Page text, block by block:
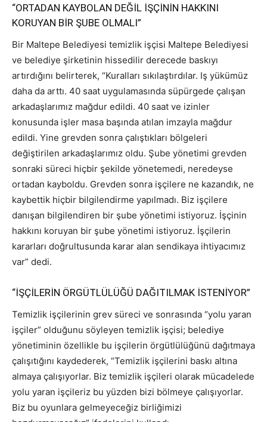
“ORTADAN KAYBOLAN DEĞİL İŞÇİNİN HAKKINI
KORUYAN BİR ŞUBE OLMALI”
Bir Maltepe Belediyesi temizlik işçisi Maltepe Belediyesi
ve belediye şirketinin hissedilir derecede baskıyı
artırdığını belirterek, “Kuralları sıkılaştırdılar. Iş yükümüz
daha da arttı. 40 saat uygulamasında süpürgede çalışan
arkadaşlarımız mağdur edildi. 40 saat ve izinler
konusunda işler masa başında atılan imzayla mağdur
edildi. Yine grevden sonra çalıştıkları bölgeleri
değiştirilen arkadaşlarımız oldu. Şube yönetimi grevden
sonraki süreci hiçbir şekilde yönetemedi, neredeyse
ortadan kayboldu. Grevden sonra işçilere ne kazandık, ne
kaybettik hiçbir bilgilendirme yapılmadı. Biz işçilere
danışan bilgilendiren bir şube yönetimi istiyoruz. İşçinin
hakkını koruyan bir şube yönetimi istiyoruz. İşçilerin
kararları doğrultusunda karar alan sendikaya ihtiyacımız
var” dedi.
“İŞÇİLERİN ÖRGÜTLÜLÜĞÜ DAĞITILMAK İSTENİYOR”
Temizlik işçilerinin grev süreci ve sonrasında “yolu yaran
işçiler” olduğunu söyleyen temizlik işçisi; belediye
yönetiminin özellikle bu işçilerin örgütlülüğünü dağıtmaya
çalışıtığını kaydederek, “Temizlik işçilerini baskı altına
almaya çalışıyorlar. Biz temizlik işçileri olarak mücadelede
yolu yaran işçileriz bu yüzden bizi bölmeye çalışıyorlar.
Biz bu oyunlara gelmeyeceğiz birliğimizi